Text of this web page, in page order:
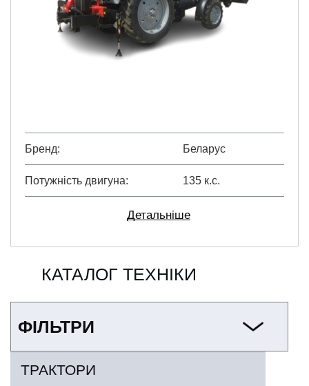
Бренд Беларус
Потужність двигуна 135 к.с.
Детальніше
КАТАЛОГ ТЕХНІКИ
ФІЛЬТРИ
ТРАКТОРИ